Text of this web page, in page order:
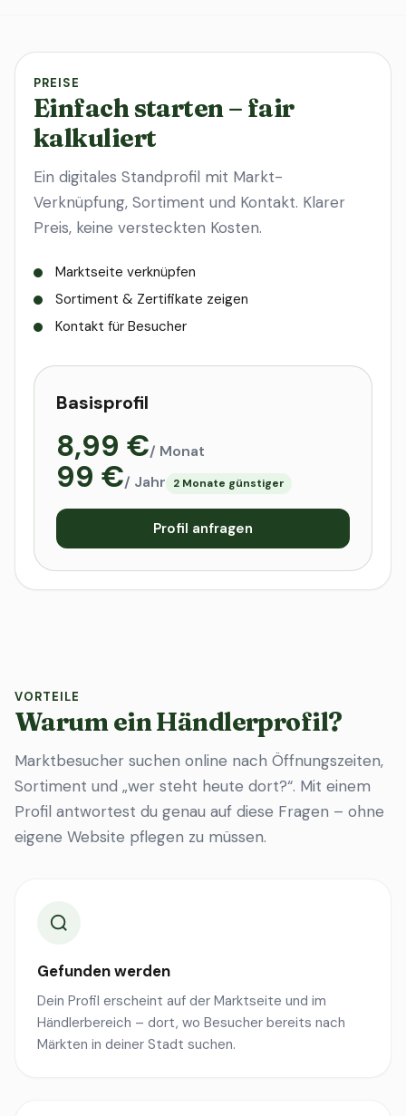
PREISE
Einfach starten – fair
kalkuliert
Ein digitales Standprofil mit Markt-
Verknüpfung, Sortiment und Kontakt. Klarer
Preis, keine versteckten Kosten.
Marktseite verknüpfen
Sortiment & Zertifikate zeigen
Kontakt für Besucher
Basisprofil
8,99 €/ Monat
99 €/ Jahr 2 Monate günstiger
Profil anfragen
VORTEILE
Warum ein Händlerprofil?
Marktbesucher suchen online nach Öffnungszeiten,
Sortiment und „wer steht heute dort?“. Mit einem
Profil antwortest du genau auf diese Fragen – ohne
eigene Website pflegen zu müssen.
Gefunden werden
Dein Profil erscheint auf der Marktseite und im
Händlerbereich – dort, wo Besucher bereits nach
Märkten in deiner Stadt suchen.